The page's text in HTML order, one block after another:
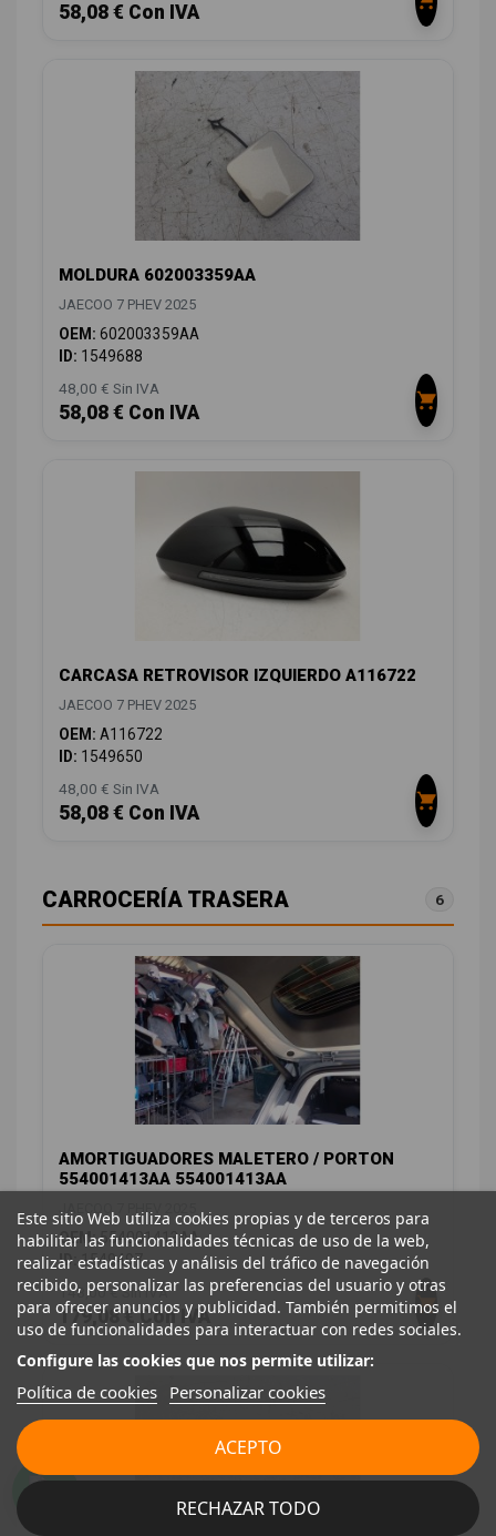
58,08 € Con IVA
MOLDURA 602003359AA
JAECOO 7 PHEV 2025
OEM: 602003359AA
ID: 1549688
48,00 € Sin IVA
58,08 € Con IVA
CARCASA RETROVISOR IZQUIERDO A116722
JAECOO 7 PHEV 2025
OEM: A116722
ID: 1549650
48,00 € Sin IVA
58,08 € Con IVA
CARROCERÍA TRASERA 6
AMORTIGUADORES MALETERO / PORTON
554001413AA 554001413AA
JAECOO 7 PHEV 2025
OEM:554001413AA
ID: 1549497
148,00 € Sin IVA
179,08 € Con IVA
Este sitio Web utiliza cookies propias y de terceros para
habilitar las funcionalidades técnicas de uso de la web,
realizar estadísticas y análisis del tráfico de navegación
recibido, personalizar las preferencias del usuario y otras
para ofrecer anuncios y publicidad. También permitimos el
uso de funcionalidades para interactuar con redes sociales.
Configure las cookies que nos permite utilizar:
Política de cookies Personalizar cookies
RECHAZAR TODO
ACEPTO